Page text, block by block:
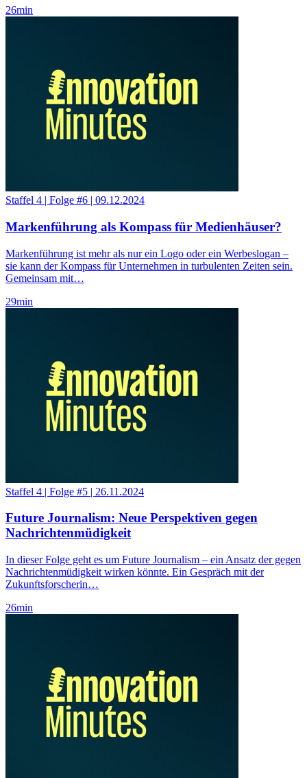
26min
Staffel 4 | Folge #6 | 09.12.2024
Markenführung als Kompass für Medienhäuser?
Markenführung ist mehr als nur ein Logo oder ein Werbeslogan –
sie kann der Kompass für Unternehmen in turbulenten Zeiten sein.
Gemeinsam mit…
29min
Staffel 4 | Folge #5 | 26.11.2024
Future Journalism: Neue Perspektiven gegen
Nachrichtenmüdigkeit
In dieser Folge geht es um Future Journalism – ein Ansatz der gegen
Nachrichtenmüdigkeit wirken könnte. Ein Gespräch mit der
Zukunftsforscherin…
26min